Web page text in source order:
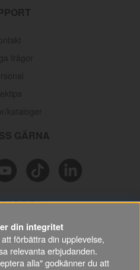
och nyttiga tips & tricks
din integritet
förbättra din upplevelse,
relevanta erbjudanden.
alla" godkänner du att